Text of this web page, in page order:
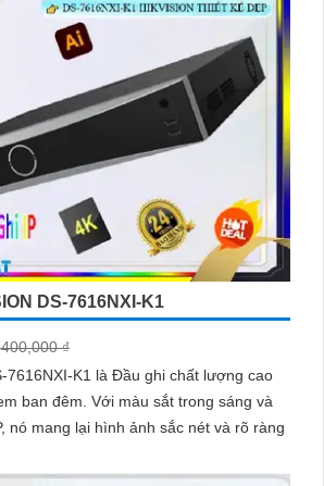
DS-7616NXI-K1
₫
7616NXI-K1 là Đầu ghi chất lượng cao
sắt trong sáng và
nó mang lại hình ảnh sắc nét và rõ ràng